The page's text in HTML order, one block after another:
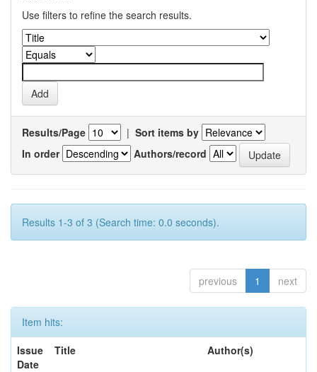
Use filters to refine the search results.
Results/Page | Sort items by
In order
Authors/record
Results 1-3 of 3 (Search time: 0.0 seconds).
previous 1 next
Item hits:
Issue
Date
Title Author(s)